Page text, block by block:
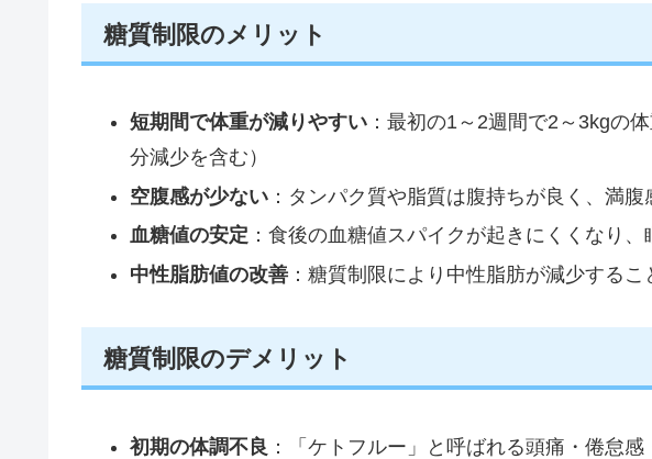
糖質制限のメリット
短期間で体重が減りやすい：最初の1～2週間で2～3kgの
分減少を含む）
空腹感が少ない：タンパク質や脂質は腹持ちが良く、満腹
血糖値の安定 ：食後の血糖値スパイクが起きにくくなり
中性脂肪値の改善：糖質制限により中性脂肪が減少する
糖質制限のデメリット
初期の体調不良 ：「ケトフルー」と呼ばれる頭痛・倦怠